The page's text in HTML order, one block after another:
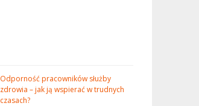
Odporność pracowników służby
zdrowia – jak ją wspierać w trudnych
czasach?